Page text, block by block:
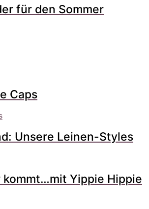
für den Sommer
Caps
Unsere Leinen-Styles
kommt…mit Yippie Hippie